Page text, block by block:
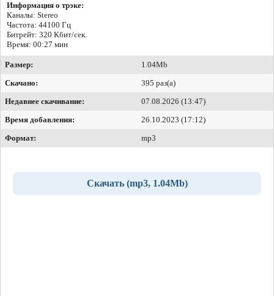
Информация о трэке:
Каналы: Stereo
Частота: 44100 Гц
Битрейт: 320 Кбит/сек.
Время: 00:27 мин
Размер:
1.04Mb
Скачано:
395 раз(а)
Недавнее скачивание:
07.08.2026 (13:47)
Время добавления:
26.10.2023 (17:12)
Формат:
mp3
Скачать (mp3, 1.04Mb)